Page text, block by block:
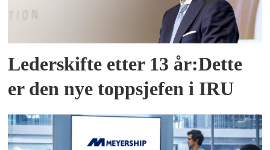
Lederskifte etter 13 år:Dette
er den nye toppsjefen i IRU